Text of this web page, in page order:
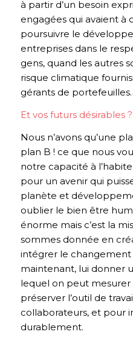
à partir d’un besoin
engagées qui avaient à
poursuivre le
entreprises dans le
gens, quand les autres
risque climatique
gérants de
Et vos futurs désirables ?
Nous n’avons qu’une
plan B ! ce que nous
notre capacité à
pour un avenir qui
planète et
oublier le bien être
énorme mais c’est la
sommes donnée en
intégrer le changement
maintenant, lui donner
lequel on peut mesurer
préserver l’outil de
collaborateurs, et pour
durablement.